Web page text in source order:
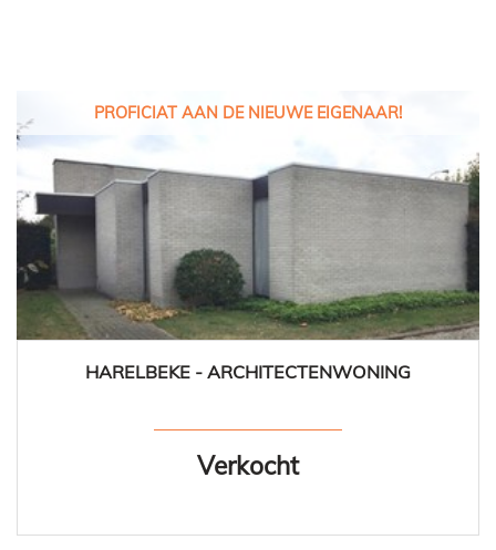
PROFICIAT AAN DE NIEUWE EIGENAAR!
174 m² 3 1 Ja
HARELBEKE - ARCHITECTENWONING
Verkocht